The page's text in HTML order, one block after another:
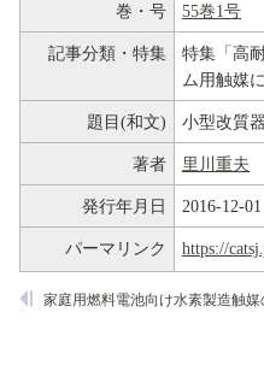
巻・号 55巻1号
記事分類・特集
特集「高
ム用触媒
題目(和文) 小型改質
著者 里川重夫
発行年月日 2016-12-01
パーマリンク https://